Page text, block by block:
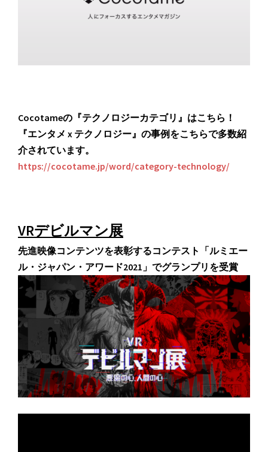
Cocotameの『テクノロジーカテゴリ』はこちら！
『エンタメ x テクノロジー』の事例をこちらで多数紹
介されています。
https://cocotame.jp/word/category-technology/
VRデビルマン展
先進映像コンテンツを表彰するコンテスト「ルミエー
ル・ジャパン・アワード2021」でグランプリを受賞